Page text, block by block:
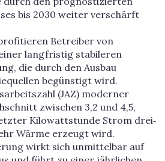
bis 2030 weiter verschärft
Betreiber von
langfristig stabileren
die durch den Ausbau
begünstigt wird.
(JAZ) moderner
zwischen 3,2 und 4,5,
Kilowattstunde Strom drei‑
Wärme erzeugt wird.
wirkt sich unmittelbar auf